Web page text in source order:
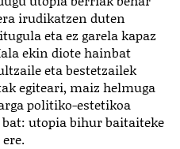
irudikatzen duten
eta ez garela kapaz
ekin diote hainbat
eta bestetzailek
egiteari, maiz helmuga
politiko-estetikoa
utopia bihur baitaiteke